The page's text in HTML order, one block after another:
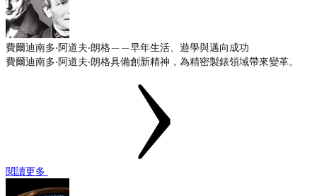
費爾迪南多‧阿道夫‧朗格——早年生活、遊學與邁向成功
費爾迪南多‧阿道夫‧朗格具備創新精神，為精密製錶領域帶來變革。
閱讀更多